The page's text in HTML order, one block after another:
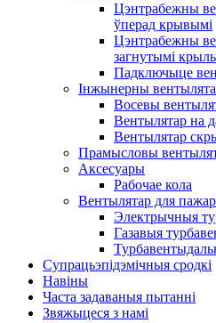
Цэнтрабежны
ўперад крывымі
Цэнтрабежны
загнутымі
Падключыце
Інжынерны
Восевы
Вентылятар на
Вентылятар
Прамысловы
Аксесуары
Рабочае кола
Вентылятар для
Электрычныя
Газавыя
Супрацьэпідэмічныя сродкі
Навіны
Часта задаваныя пытанні
Звяжыцеся з намі